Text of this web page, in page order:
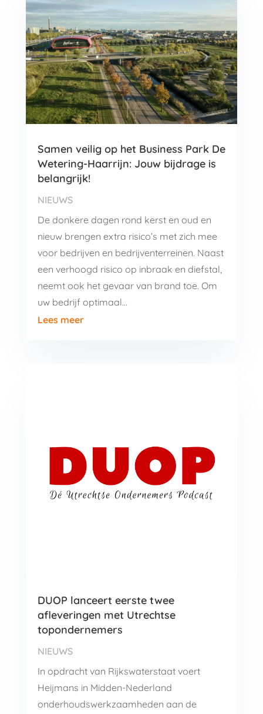
Samen veilig op het Business Park De
Wetering-Haarrijn: Jouw bijdrage is
belangrijk!
NIEUWS
De donkere dagen rond kerst en oud en
nieuw brengen extra risico’s met zich mee
voor bedrijven en bedrijventerreinen. Naast
een verhoogd risico op inbraak en diefstal,
neemt ook het gevaar van brand toe. Om
uw bedrijf optimaal…
Lees meer
DUOP lanceert eerste twee
afleveringen met Utrechtse
topondernemers
NIEUWS
In opdracht van Rijkswaterstaat voert
Heijmans in Midden-Nederland
onderhoudswerkzaamheden aan de